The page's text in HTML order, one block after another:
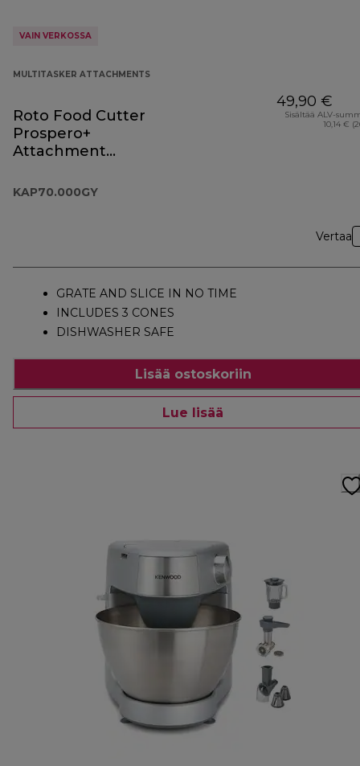
VAIN VERKOSSA
MULTITASKER ATTACHMENTS
Roto Food Cutter
Prospero+
Attachment
KAP70.000GY
49,90 €
Sisältää ALV-
10,14 €
Vertaa
GRATE AND SLICE IN NO TIME
INCLUDES 3 CONES
DISHWASHER SAFE
Lisää ostoskoriin
Lue lisää